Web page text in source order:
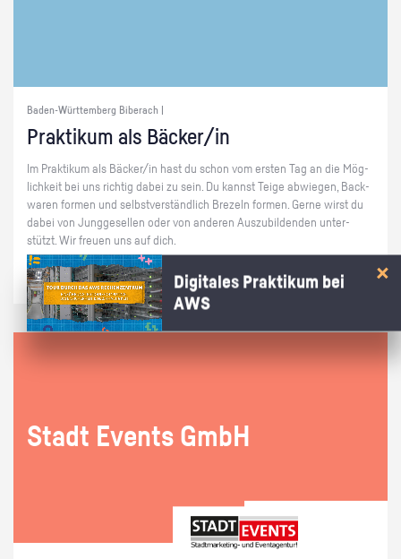
Baden-Württemberg Biberach |
Prak­ti­kum als Bä­cker/in
Im Prak­ti­kum als Bä­cker/in hast du schon vom ers­ten Tag an die Mög­
lich­keit bei uns rich­tig dabei zu sein. Du kannst Teige ab­wie­gen, Back­
wa­ren for­men und selbst­ver­ständ­lich Bre­zeln for­men. Gerne wirst du
dabei von Jung­ge­sel­len oder von an­de­ren Aus­zu­bil­den­den un­ter­
stützt. Wir freu­en uns auf dich.
Stadt Events GmbH
Digitales Praktikum bei
AWS